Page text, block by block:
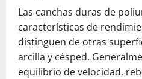
Las canchas duras de
características de
distinguen de otras
arcilla y césped.
equilibrio de velocidad,